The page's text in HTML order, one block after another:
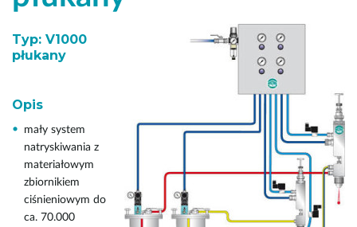
Typ: V1000
płukany
Opis
mały system
natryskiwania z
materiałowym
zbiornikiem
ciśnieniowym do
ca. 70.000